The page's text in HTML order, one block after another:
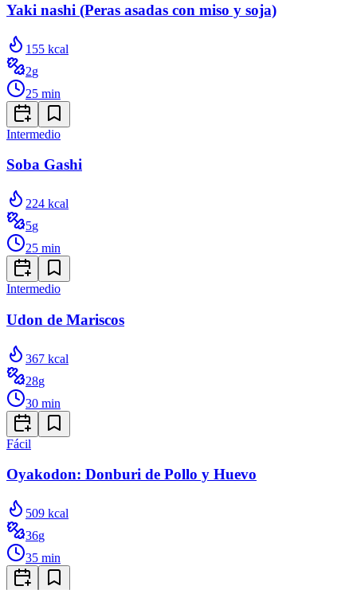
Yaki nashi (Peras asadas con miso y soja)
155 kcal
2g
25 min
Intermedio
Soba Gashi
224 kcal
5g
25 min
Intermedio
Udon de Mariscos
367 kcal
28g
30 min
Fácil
Oyakodon: Donburi de Pollo y Huevo
509 kcal
36g
35 min